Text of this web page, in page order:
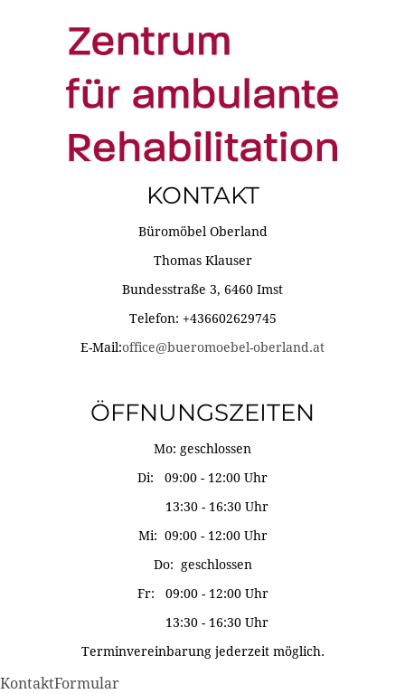
KONTAKT
Büromöbel Oberland
Thomas Klauser
Bundesstraße 3, 6460 Imst
Telefon: +436602629745
E-Mail:office@bueromoebel-oberland.at
ÖFFNUNGSZEITEN
Mo: geschlossen
Di: 09:00 - 12:00 Uhr
13:30 - 16:30 Uhr
Mi: 09:00 - 12:00 Uhr
Do: geschlossen
Fr: 09:00 - 12:00 Uhr
13:30 - 16:30 Uhr
Terminvereinbarung jederzeit möglich.
KontaktFormular